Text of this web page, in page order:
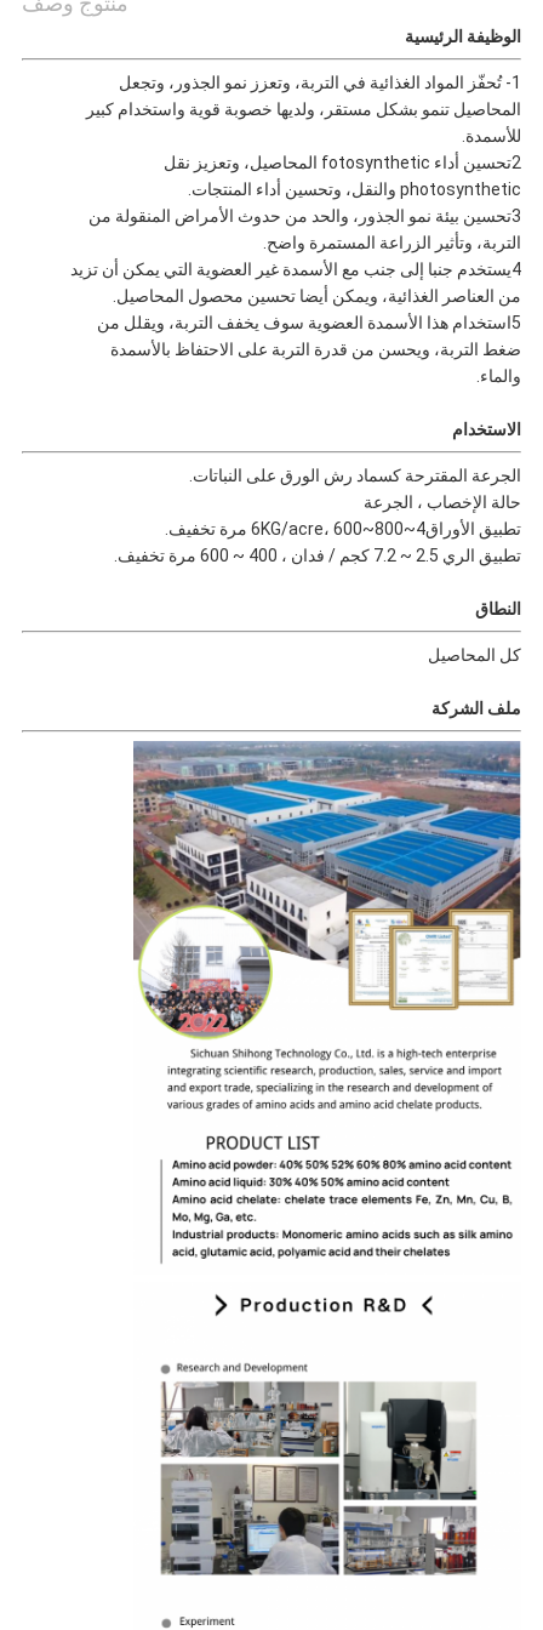
الوظيفة الرئيسية
1- تُحفّز المواد الغذائية في التربة، وتعزز نمو الجذور، وتجعل
المحاصيل تنمو بشكل مستقر، ولديها خصوبة قوية واستخدام كبير
للأسمدة.
2تحسين أداء fotosynthetic المحاصيل، وتعزيز نقل
photosynthetic والنقل، وتحسين أداء المنتجات.
3تحسين بيئة نمو الجذور، والحد من حدوث الأمراض المنقولة من
التربة، وتأثير الزراعة المستمرة واضح.
4يستخدم جنبا إلى جنب مع الأسمدة غير العضوية التي يمكن أن تزيد
من العناصر الغذائية، ويمكن أيضا تحسين محصول المحاصيل.
5استخدام هذا الأسمدة العضوية سوف يخفف التربة، ويقلل من
ضغط التربة، ويحسن من قدرة التربة على الاحتفاظ بالأسمدة
والماء.
الاستخدام
الجرعة المقترحة كسماد رش الورق على النباتات.
حالة الإخصاب ، الجرعة
تطبيق الأوراق4~6KG/acre، 600~800 مرة تخفيف.
تطبيق الري 2.5 ~ 7.2 كجم / فدان ، 400 ~ 600 مرة تخفيف.
النطاق
كل المحاصيل
ملف الشركة